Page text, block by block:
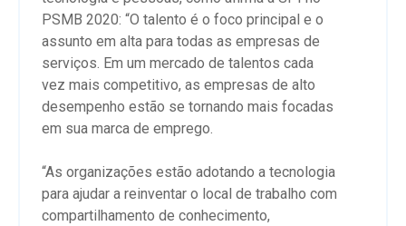
PSMB 2020: “O talento é o foco principal e o
assunto em alta para todas as empresas de
serviços. Em um mercado de talentos cada
vez mais competitivo, as empresas de alto
desempenho estão se tornando mais focadas
em sua marca de emprego.
“As organizações estão adotando a tecnologia
para ajudar a reinventar o local de trabalho com
compartilhamento de conhecimento,